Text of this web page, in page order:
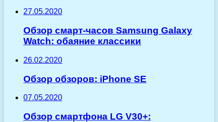
27.05.2020
Обзор смарт-часов Samsung Galaxy
Watch: обаяние классики
26.02.2020
Обзор обзоров: iPhone SE
07.05.2020
Обзор смартфона LG V30+: